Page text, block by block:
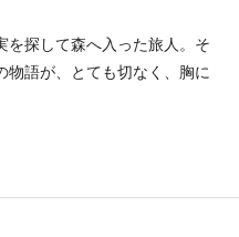
探して森へ入った旅人。そ
物語が、とても切なく、胸に